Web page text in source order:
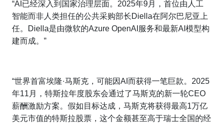
“AI已经深入到国家治理层面。2025年9月，首位由人工
智能而非人类担任的公共采购部长Diella在阿尔巴尼亚上
任。Diella是由微软的Azure OpenAI服务和最新AI模型构
建而成。”
“世界首富埃隆·马斯克，可能因AI而获得一笔巨款。2025
年11月，特斯拉年度股东会通过了马斯克的新一轮CEO
薪酬激励方案。假如目标达成，马斯克将获得最高1万亿
美元市值的特斯拉股票，这个金额甚至高于瑞士全国的经